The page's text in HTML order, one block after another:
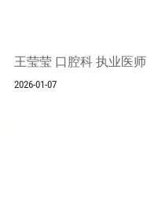
王莹莹 口腔科 执业医师
2026-01-07